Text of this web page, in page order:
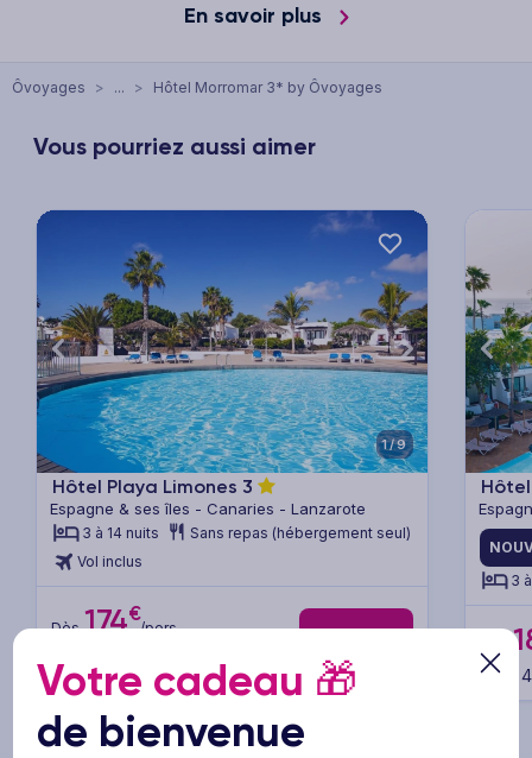
En savoir plus
Ôvoyages > ... > Hôtel Morromar 3* by Ôvoyages
Vous pourriez aussi aimer
Previous Next
1/9
Hôtel Playa Limones 3
Espagne & ses îles - Canaries - Lanzarote
3 à 14 nuits
Sans repas (hébergement seul)
Vol inclus
Dès 174€
/pers.
3
pour
Votre cadeau 🎁
de bienvenue